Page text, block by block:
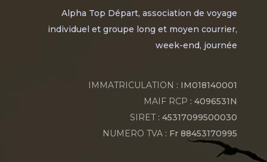
Alpha Top Départ, association de voyage
individuel et groupe long et moyen courrier,
week-end, journée
IMMATRICULATION : IM018140001
MAIF RCP : 4096531N
SIRET: 45317099500030
NUMERO TVA : Fr 88453170995